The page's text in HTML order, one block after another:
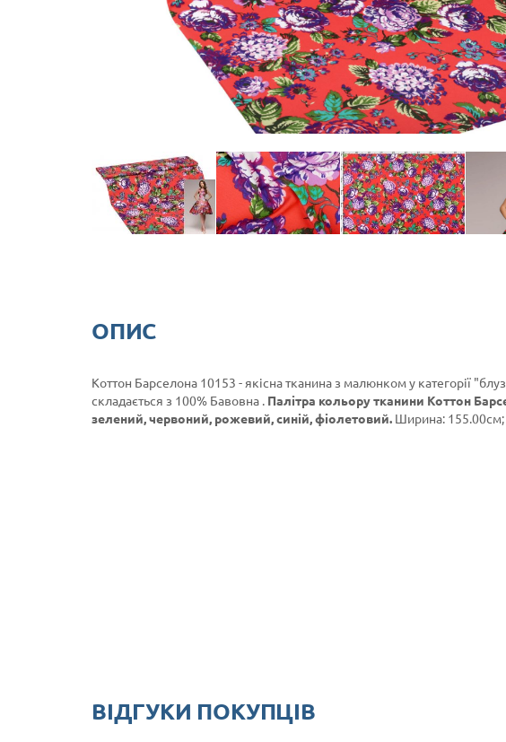
ОПИС
Коттон Барселона 10153 - якісна тканина з малюнком у категорії
складається з 100% Бавовна . Палітра кольору тканини Коттон
зелений, червоний, рожевий, синій, фіолетовий. Ширина: 155.00см;
ВІДГУКИ ПОКУПЦІВ